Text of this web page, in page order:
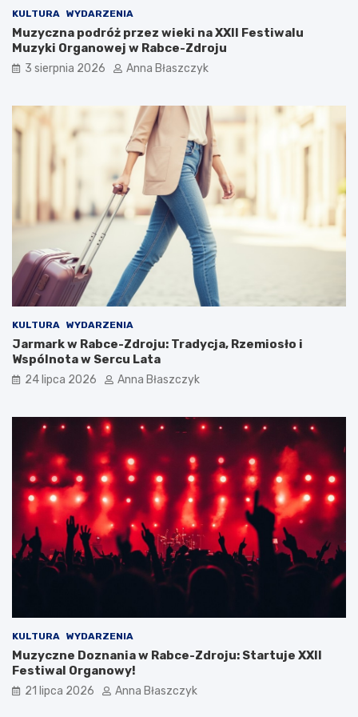
KULTURA WYDARZENIA
Muzyczna podróż przez wieki na XXII Festiwalu
Muzyki Organowej w Rabce-Zdroju
3 sierpnia 2026 Anna Błaszczyk
KULTURA WYDARZENIA
Jarmark w Rabce-Zdroju: Tradycja, Rzemiosło i
Wspólnota w Sercu Lata
24 lipca 2026 Anna Błaszczyk
KULTURA WYDARZENIA
Muzyczne Doznania w Rabce-Zdroju: Startuje XXII
Festiwal Organowy!
21 lipca 2026 Anna Błaszczyk